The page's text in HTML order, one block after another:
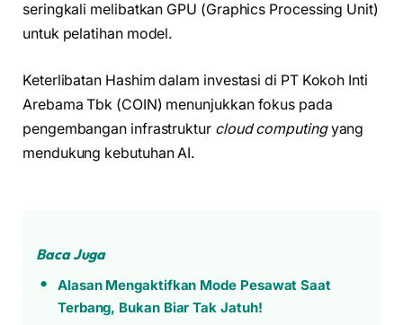
seringkali melibatkan GPU (Graphics Processing Unit)
untuk pelatihan model.
Keterlibatan Hashim dalam investasi di PT Kokoh Inti
Arebama Tbk (COIN) menunjukkan fokus pada
pengembangan infrastruktur cloud computingyang
mendukung kebutuhan AI.
Baca Juga
Alasan Mengaktifkan Mode Pesawat Saat
Terbang, Bukan Biar Tak Jatuh!